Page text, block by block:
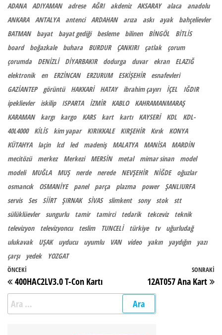
ADANA
ADIYAMAN adrese AĞRI akdeniz AKSARAY alaca
anadolu
ANKARA
ANTALYA antenci ARDAHAN arıza askı ayak
bahçelievler
BATMAN
bayat bayat gediği besleme bilinen BİNGÖL
BİTLİS
board
boğazkale buhara BURDUR ÇANKIRI çatlak
çorum
çorumda
DENİZLİ DİYARBAKIR dodurga duvar ekran
ELAZIĞ
elektronik
en ERZİNCAN ERZURUM ESKİŞEHİR
esnafevleri
GAZİANTEP
görüntü HAKKARİ HATAY ibrahim çayırı İÇEL
IĞDIR
ipeklievler
iskilip ISPARTA İZMİR KABLO
KAHRAMANMARAŞ
KARAMAN
kargı kargo KARS kart kartı KAYSERİ KDL
KDL-
40L4000
KİLİS kim yapar KIRIKKALE KIRŞEHİR Kırık
KONYA
KÜTAHYA
laçin lcd led madeniş MALATYA MANİSA
MARDİN
mecitözü
merkez Merkezi MERSİN metal mimar sinan
model
modeli
MUĞLA MUŞ nerde nerede NEVŞEHİR NİĞDE
oğuzlar
osmancık
OSMANİYE panel parça plazma power
ŞANLIURFA
servis
Ses SİİRT ŞIRNAK SİVAS slimkent sony stok
stt
sülüklüevler
sungurlu tamir tamirci tedarik tekceviz
teknik
televizyon
televizyoncu teslim TUNCELİ türkiye tv
uğurludağ
ulukavak
UŞAK uyducu uyumlu VAN video yakın yaydığın
yazı
çarşı
yedek YOZGAT
Yazı gezinmesi
Önceki Yazı
ÖNCEKI
400HAC2LV3.0 T-Con Kartı
SONRAKI
12AT057 Ana Kart
Arama: